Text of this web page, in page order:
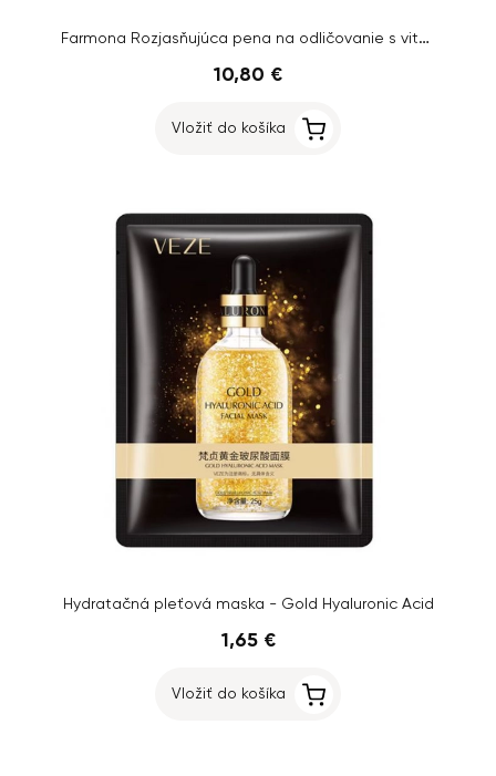
Farmona Rozjasňujúca pena na odličovanie s vitamínom C, 150ml
10,80 €
Vložiť do košíka
Hydratačná pleťová maska - Gold Hyaluronic Acid
1,65 €
Vložiť do košíka